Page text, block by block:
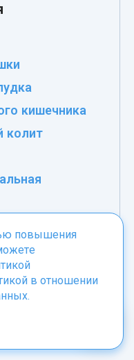
кишечника
колит
повышения
в отношении
.